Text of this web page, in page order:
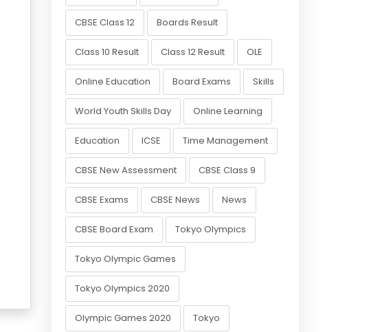
CBSE Class 12 Boards Result
Class 10 Result Class 12 Result OLE
Online Education Board Exams Skills
World Youth Skills Day Online Learning
Education ICSE Time Management
CBSE New Assessment CBSE Class 9
CBSE Exams CBSE News News
CBSE Board Exam Tokyo Olympics
Tokyo Olympic Games
Tokyo Olympics 2020
Olympic Games 2020 Tokyo